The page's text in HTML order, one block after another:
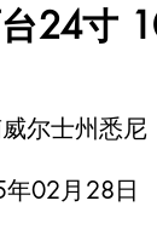
24寸
尔士州悉尼
02月28日